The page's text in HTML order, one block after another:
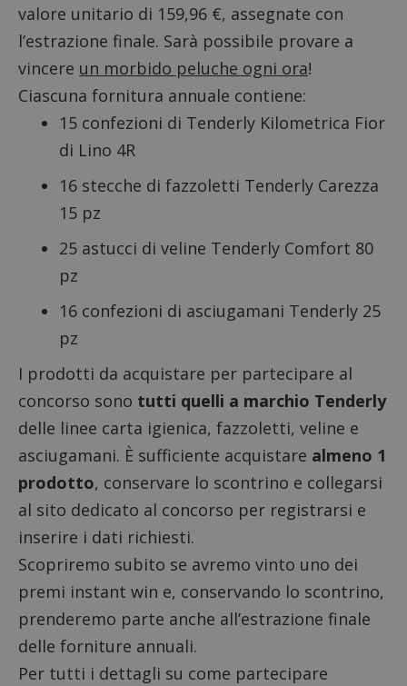
valore unitario di 159,96 €, assegnate con
l’estrazione finale. Sarà possibile provare a
vincere un morbido peluche ogni ora!
Ciascuna fornitura annuale contiene:
15 confezioni di Tenderly Kilometrica Fior
di Lino 4R
16 stecche di fazzoletti Tenderly Carezza
15 pz
25 astucci di veline Tenderly Comfort 80
pz
16 confezioni di asciugamani Tenderly 25
pz
I prodotti da acquistare per partecipare al
concorso sono tutti quelli a marchio Tenderly
delle linee carta igienica, fazzoletti, veline e
asciugamani. È sufficiente acquistare almeno 1
prodotto, conservare lo scontrino e collegarsi
al sito dedicato al concorso per registrarsi e
inserire i dati richiesti.
Scopriremo subito se avremo vinto uno dei
premi instant win e, conservando lo scontrino,
prenderemo parte anche all’estrazione finale
delle forniture annuali.
Per tutti i dettagli su come partecipare